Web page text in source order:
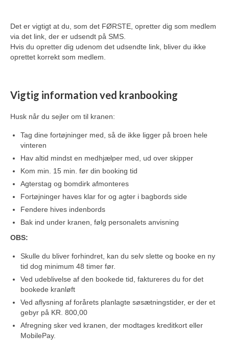
Det er vigtigt at du, som det FØRSTE, opretter dig som medlem
via det link, der er udsendt på SMS.
Hvis du opretter dig udenom det udsendte link, bliver du ikke
oprettet korrekt som medlem.
Vigtig information ved kranbooking
Husk når du sejler om til kranen:
Tag dine fortøjninger med, så de ikke ligger på broen hele
vinteren
Hav altid mindst en medhjælper med, ud over skipper
Kom min. 15 min. før din booking tid
Agterstag og bomdirk afmonteres
Fortøjninger haves klar for og agter i bagbords side
Fendere hives indenbords
Bak ind under kranen, følg personalets anvisning
OBS:
Skulle du bliver forhindret, kan du selv slette og booke en ny
tid dog minimum 48 timer før.
Ved udeblivelse af den bookede tid, faktureres du for det
bookede kranløft
Ved aflysning af forårets planlagte søsætningstider, er der et
gebyr på KR. 800,00
Afregning sker ved kranen, der modtages kreditkort eller
MobilePay.